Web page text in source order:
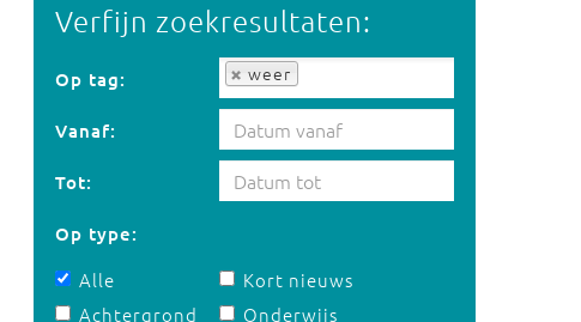
Verfijn zoekresultaten:
Op tag: weer
Op tag:
Vanaf:
Tot:
Op type:
Alle
Achtergrond
Kort nieuws
Onderwijs